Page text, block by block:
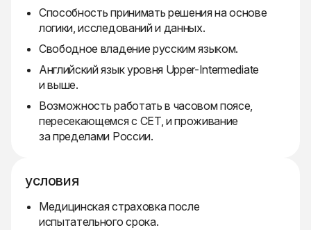
Способность принимать решения на основе
логики, исследований и данных.
Свободное владение русским языком.
Английский язык уровня Upper-Intermediate
и выше.
Возможность работать в часовом поясе,
пересекающемся с CET, и проживание
за пределами России.
условия
Медицинская страховка после
испытательного срока.